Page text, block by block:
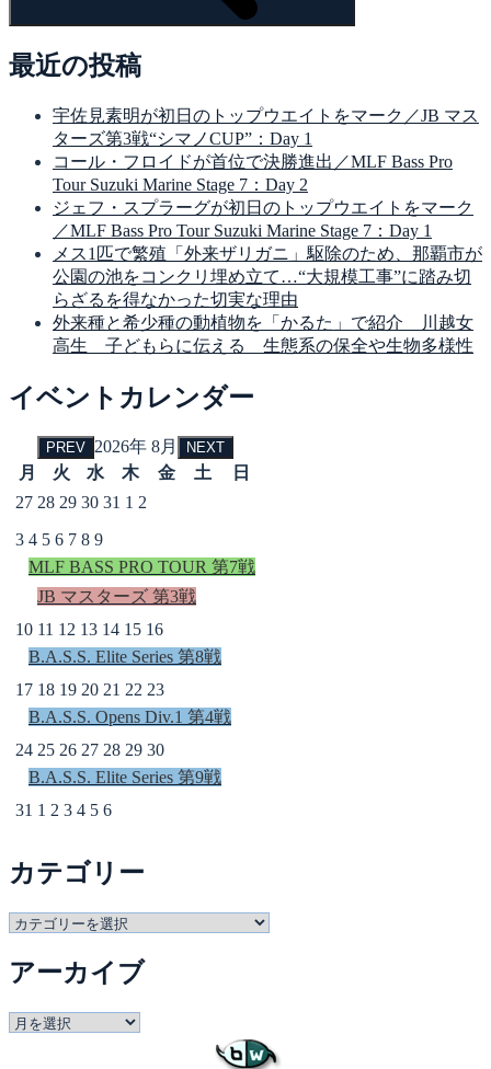
最近の投稿
宇佐見素明が初日のトップウエイトをマーク／JB マス
ターズ第3戦“シマノCUP”：Day 1
コール・フロイドが首位で決勝進出／MLF Bass Pro
Tour Suzuki Marine Stage 7：Day 2
ジェフ・スプラーグが初日のトップウエイトをマーク
／MLF Bass Pro Tour Suzuki Marine Stage 7：Day 1
メス1匹で繁殖「外来ザリガニ」駆除のため、那覇市が
公園の池をコンクリ埋め立て…“大規模工事”に踏み切
らざるを得なかった切実な理由
外来種と希少種の動植物を「かるた」で紹介 川越女
高生 子どもらに伝える 生態系の保全や生物多様性
イベントカレンダー
PREV 2026年 8月 NEXT
月 火 水 木 金 土
日
27 28 29 30 31 1 2
3 4 5 6 7 8 9
MLF BASS PRO TOUR 第7戦
JB マスターズ 第3戦
10 11 12 13 14 15 16
B.A.S.S. Elite Series 第8戦
17 18 19 20 21 22 23
B.A.S.S. Opens Div.1 第4戦
24 25 26 27 28 29 30
B.A.S.S. Elite Series 第9戦
31 1 2 3 4 5 6
カテゴリー
カ
ゴ
ー
アーカイブ
ア